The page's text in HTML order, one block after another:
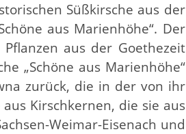
Süßkirsche aus der
aus Marienhöhe“. Der
aus der Goethezeit
„Schöne aus Marienhöhe“
zurück, die in der von ihr
Kirschkernen, die sie aus
Weimar-Eisenach und